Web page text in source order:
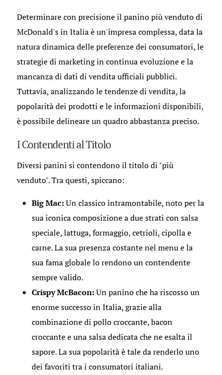
Determinare con precisione il panino più venduto di
McDonald's in Italia è un'impresa complessa, data la
natura dinamica delle preferenze dei consumatori, le
strategie di marketing in continua evoluzione e la
mancanza di dati di vendita ufficiali pubblici.
Tuttavia, analizzando le tendenze di vendita, la
popolarità dei prodotti e le informazioni disponibili,
è possibile delineare un quadro abbastanza preciso.
I Contendenti al Titolo
Diversi panini si contendono il titolo di "più
venduto". Tra questi, spiccano:
Big Mac:Un classico intramontabile, noto per la
sua iconica composizione a due strati con salsa
speciale, lattuga, formaggio, cetrioli, cipolla e
carne. La sua presenza costante nel menu e la
sua fama globale lo rendono un contendente
sempre valido.
Crispy McBacon:Un panino che ha riscosso un
enorme successo in Italia, grazie alla
combinazione di pollo croccante, bacon
croccante e una salsa dedicata che ne esalta il
sapore. La sua popolarità è tale da renderlo uno
dei favoriti tra i consumatori italiani.